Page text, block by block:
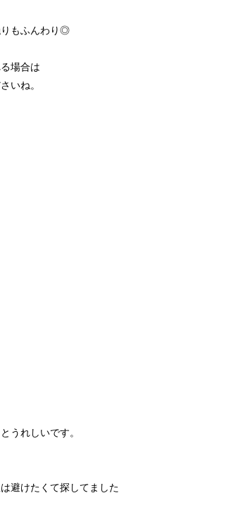
りもふんわり◎
場合は
いね。
うれしいです。
避けたくて探してました